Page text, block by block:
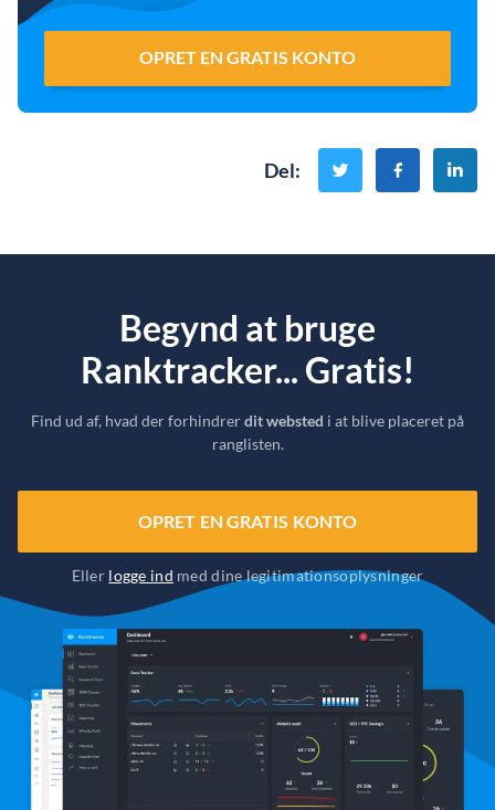
OPRET EN GRATIS KONTO
Del:
Begynd at bruge
Ranktracker... Gratis!
Find ud af, hvad der forhindrerdit websted i at blive placeret på
ranglisten.
OPRET EN GRATIS KONTO
Eller logge ind med dine legitimationsoplysninger